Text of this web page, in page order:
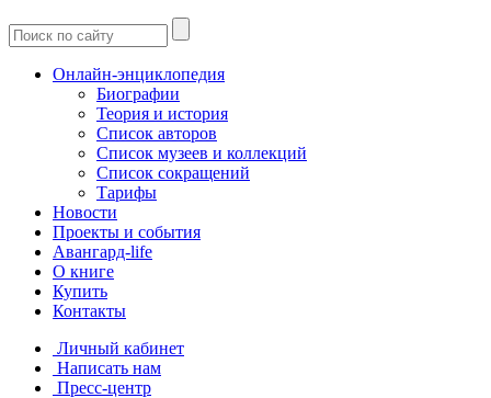
Онлайн-энциклопедия
Биографии
Теория и история
Список авторов
Список музеев и коллекций
Список сокращений
Тарифы
Новости
Проекты и события
Авангард-life
О книге
Купить
Контакты
Личный кабинет
Написать нам
Пресс-центр